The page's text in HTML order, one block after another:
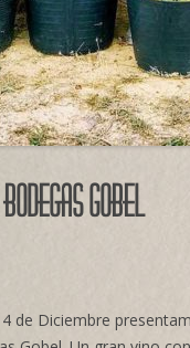
Gobel
de Diciembre